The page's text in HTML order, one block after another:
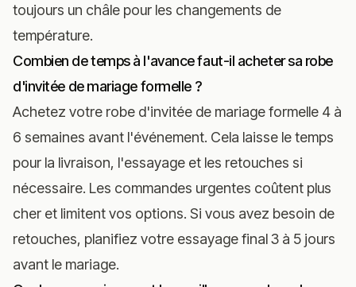
toujours un châle pour les changements de
température.
Combien de temps à l'avance faut-il acheter sa robe
d'invitée de mariage formelle ?
Achetez votre robe d'invitée de mariage formelle 4 à
6 semaines avant l'événement. Cela laisse le temps
pour la livraison, l'essayage et les retouches si
nécessaire. Les commandes urgentes coûtent plus
cher et limitent vos options. Si vous avez besoin de
retouches, planifiez votre essayage final 3 à 5 jours
avant le mariage.